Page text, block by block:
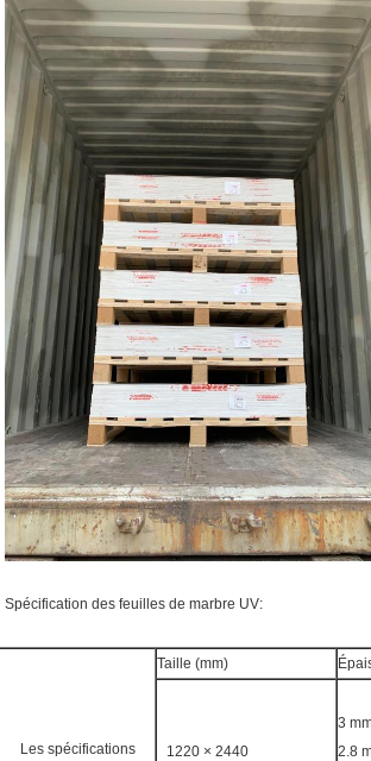
Spécification des feuilles de marbre UV:
Les spécifications
Taille (mm)
1220 × 2440
3
2.8